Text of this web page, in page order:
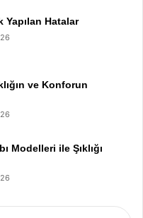
Yapılan Hatalar
ve Konforun
Modelleri ile Şıklığı